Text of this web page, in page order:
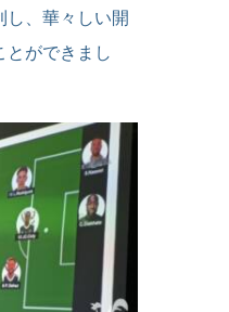
し、華々しい開
とができまし